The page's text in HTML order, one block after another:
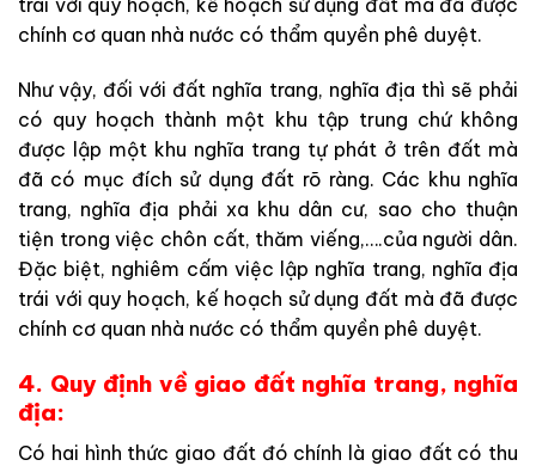
trái với quy hoạch, kế hoạch sử dụng đất mà đã được
chính cơ quan nhà nước có thẩm quyền phê duyệt.
Như vậy, đối với đất nghĩa trang, nghĩa địa thì sẽ phải
có quy hoạch thành một khu tập trung chứ không
được lập một khu nghĩa trang tự phát ở trên đất mà
đã có mục đích sử dụng đất rõ ràng. Các khu nghĩa
trang, nghĩa địa phải xa khu dân cư, sao cho thuận
tiện trong việc chôn cất, thăm viếng,….của người dân.
Đặc biệt, nghiêm cấm việc lập nghĩa trang, nghĩa địa
trái với quy hoạch, kế hoạch sử dụng đất mà đã được
chính cơ quan nhà nước có thẩm quyền phê duyệt.
4. Quy định về giao đất nghĩa trang, nghĩa
địa:
Có hai hình thức giao đất đó chính là giao đất có thu